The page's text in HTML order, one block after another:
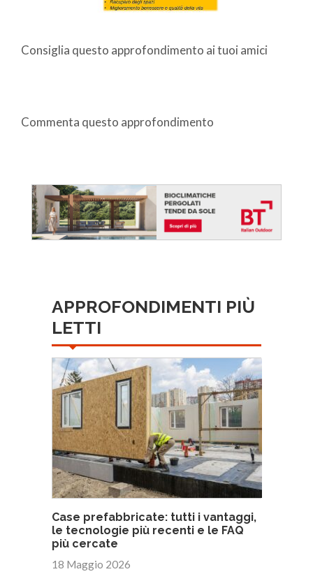
Consiglia questo approfondimento ai tuoi amici
Commenta questo approfondimento
APPROFONDIMENTI PIÙ
LETTI
Case prefabbricate: tutti i vantaggi,
le tecnologie più recenti e le FAQ
più cercate
18 Maggio 2026